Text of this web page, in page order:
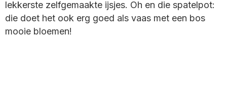
lekkerste zelfgemaakte ijsjes. Oh en die spatelpot:
die doet het ook erg goed als vaas met een bos
mooie bloemen!